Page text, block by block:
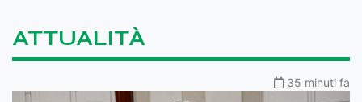
ATTUALITÀ
35 minuti fa